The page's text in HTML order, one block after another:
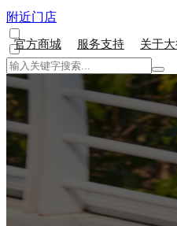
官方商城 服务支持 关于
附近门店